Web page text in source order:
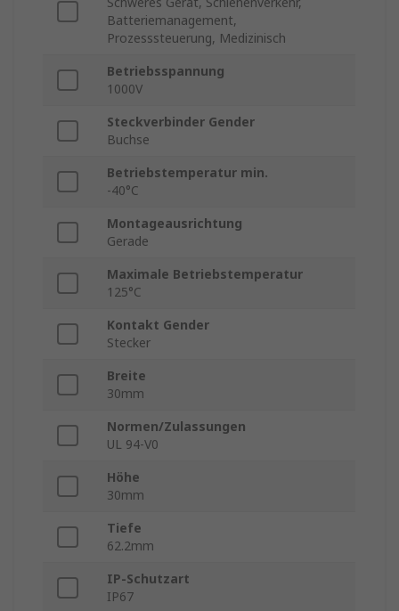
Batteriemanagement,
Prozesssteuerung, Medizinisch
Betriebsspannung
1000V
Steckverbinder Gender
Buchse
Betriebstemperatur min.
-40°C
Montageausrichtung
Gerade
Maximale Betriebstemperatur
125°C
Kontakt Gender
Stecker
Breite
30mm
Normen/Zulassungen
UL 94-V0
Höhe
30mm
Tiefe
62.2mm
IP-Schutzart
IP67